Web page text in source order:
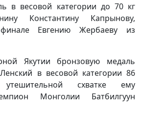
в весовой категории до 70 кг
Константину Капрынову,
Евгению Жербаеву из
Якутии бронзовую медаль
в весовой категории 86
схватке ему
Монголии Батбилгуун